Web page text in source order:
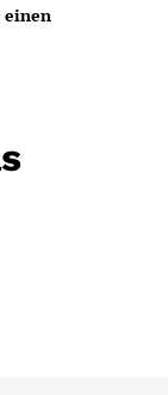
einen